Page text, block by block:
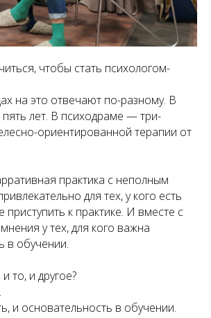
чтобы стать психологом-
на это отвечают по-разному. В
лет. В психодраме — три-
ориентированной терапии от
практика с неполным
для тех, у кого есть
к практике. И вместе с
у тех, для кого важна
в обучении.
то, и другое?
и основательность в обучении.